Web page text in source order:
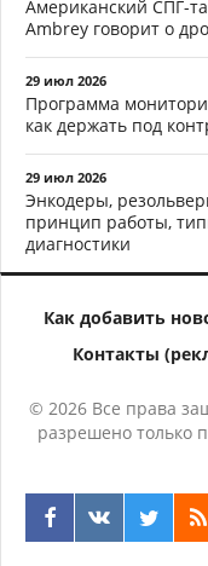
Американский СПГ-
Ambrey говорит о
29 июл 2026
Программа
как держать под
29 июл 2026
Энкодеры,
принцип работы,
диагностики
Как добавить
Контакты
© 2026 Все права
разрешено только